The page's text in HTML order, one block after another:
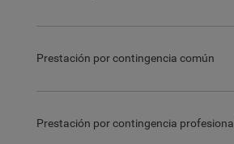
Prestación por contingencia común
Prestación por contingencia profesional